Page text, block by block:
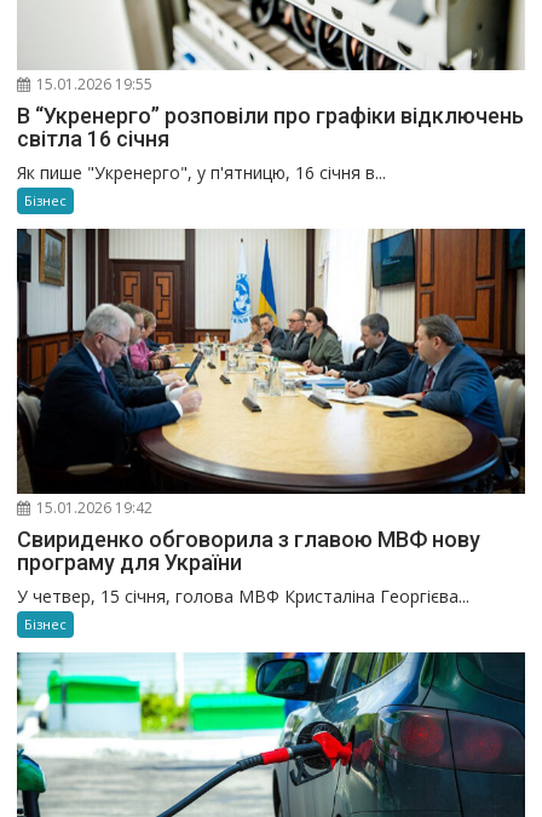
15.01.2026 19:55
В “Укренерго” розповіли про графіки відключень
світла 16 січня
Як пише "Укренерго", у п'ятницю, 16 січня в...
Бізнес
15.01.2026 19:42
Свириденко обговорила з главою МВФ нову
програму для України
У четвер, 15 січня, голова МВФ Кристаліна Георгієва...
Бізнес